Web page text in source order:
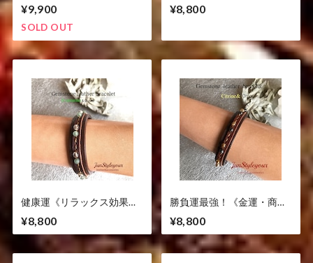
験や試験に》トルマリンジ
ェイド/ヘマタイト/アメジ
スト/クラック水晶)
¥9,900
SOLD OUT
¥8,800
健康運《リラックス効果抜
¥8,800
勝負運最強！《金運・商売
トリン/オニキス
¥8,800